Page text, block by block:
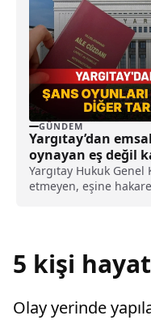
GÜNDEM
Yargıtay’dan
oynayan eş değil
kusurlu sayıldı
Yargıtay Hukuk
etmeyen, eşine
5 kişi
Olay yerinde